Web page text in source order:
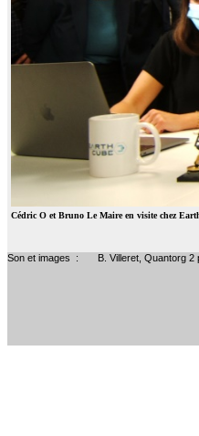
Cédric O et Bruno Le Maire en visite chez
Son et images : B. Villeret, Quantorg 2